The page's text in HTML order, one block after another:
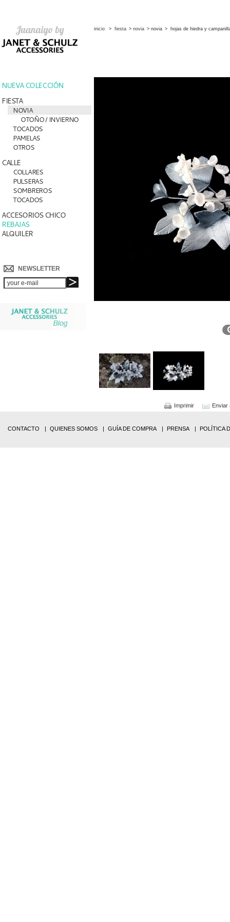
NUEVA COLECCIÓN
FIESTA
NOVIA
OTOÑO / INVIERNO
TOCADOS
PAMELAS
OTROS
CALLE
COLLARES
PULSERAS
SOMBREROS
TOCADOS
ACCESORIOS CHICO
REBAJAS
ALQUILER
NEWSLETTER
inicio > fiesta > novia > novia > hojas de hiedra y
Enviar
Imprimir
CONTACTO QUIENES SOMOS GUÍA DE COMPRA PRENSA POLÍTICA